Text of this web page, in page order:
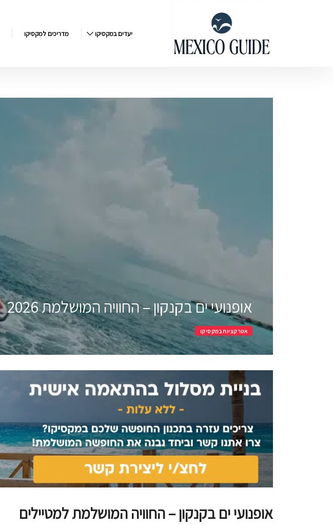
יעדים במקסיקו מדריכים למקסיקו
אופנועי ים בקנקון – החוויה המושלמת 2026
אטרקציות במקסיקו
אופנועי ים בקנקון – החוויה המושלמת למטיילים